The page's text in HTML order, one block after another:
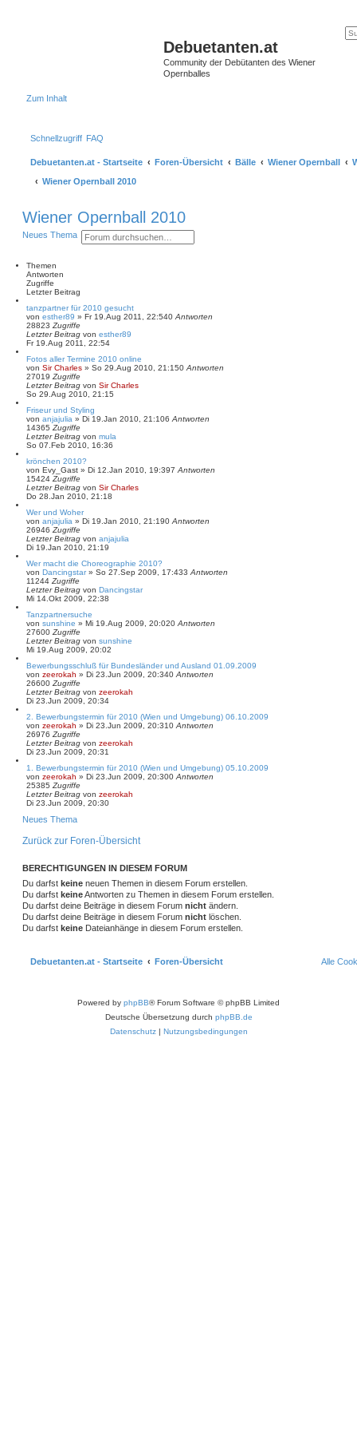
Debuetanten.at
Community der Debütanten des Wiener
Opernballes
Zum Inhalt
Schnellzugriff FAQ
Debuetanten.at - Startseite Foren-Übersicht Bälle Wiener Opernball
Wiener Opernball 2010
Wiener Opernball 2010
Neues Thema S
u
E
r
t
e
u
c
h
e
Themen
Antworten
Zugriffe
Letzter Beitrag
tanzpartner für 2010 gesucht
von esther89 » Fr 19.Aug 2011, 22:540 Antworten
28823 Zugriffe
Letzter Beitrag von esther89
Fr 19.Aug 2011, 22:54
Fotos aller Termine 2010 online
von Sir Charles » So 29.Aug 2010, 21:150 Antworten
27019 Zugriffe
Letzter Beitrag von Sir Charles
So 29.Aug 2010, 21:15
Friseur und Styling
von anjajulia » Di 19.Jan 2010, 21:106 Antworten
14365 Zugriffe
Letzter Beitrag von mula
So 07.Feb 2010, 16:36
krönchen 2010?
von Evy_Gast » Di 12.Jan 2010, 19:397 Antworten
15424 Zugriffe
Letzter Beitrag von Sir Charles
Do 28.Jan 2010, 21:18
Wer und Woher
von anjajulia » Di 19.Jan 2010, 21:190 Antworten
26946 Zugriffe
Letzter Beitrag von anjajulia
Di 19.Jan 2010, 21:19
Wer macht die Choreographie 2010?
von Dancingstar» So 27.Sep 2009, 17:433 Antworten
11244 Zugriffe
Letzter Beitrag von Dancingstar
Mi 14.Okt 2009, 22:38
Tanzpartnersuche
von sunshine » Mi 19.Aug 2009, 20:020 Antworten
27600 Zugriffe
Letzter Beitrag von sunshine
Mi 19.Aug 2009, 20:02
Bewerbungsschluß für Bundesländer und Ausland 01.09.2009
von zeerokah » Di 23.Jun 2009, 20:340 Antworten
26600 Zugriffe
Letzter Beitrag von zeerokah
Di 23.Jun 2009, 20:34
2. Bewerbungstermin für 2010 (Wien und Umgebung) 06.10.2009
von zeerokah » Di 23.Jun 2009, 20:310 Antworten
26976 Zugriffe
Letzter Beitrag von zeerokah
Di 23.Jun 2009, 20:31
1. Bewerbungstermin für 2010 (Wien und Umgebung) 05.10.2009
von zeerokah » Di 23.Jun 2009, 20:300 Antworten
25385 Zugriffe
Letzter Beitrag von zeerokah
Di 23.Jun 2009, 20:30
Neues Thema
Zurück zur Foren-Übersicht
BERECHTIGUNGEN IN DIESEM FORUM
Du darfst keine neuen Themen in diesem Forum erstellen.
Du darfst keineAntworten zu Themen in diesem Forum erstellen.
Du darfst deine Beiträge in diesem Forum nicht ändern.
Du darfst deine Beiträge in diesem Forum nicht löschen.
Du darfst keine Dateianhänge in diesem Forum erstellen.
Debuetanten.at - Startseite Foren-Übersicht Alle
Powered by phpBB® Forum Software © phpBB Limited
Deutsche Übersetzung durch phpBB.de
Datenschutz | Nutzungsbedingungen